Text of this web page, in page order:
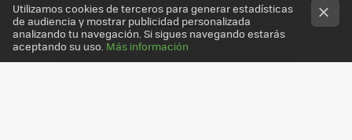
Utilizamos cookies de terceros para generar estadísticas
de audiencia y mostrar publicidad personalizada
analizando tu navegación. Si sigues navegando estarás
aceptando su uso. Más información